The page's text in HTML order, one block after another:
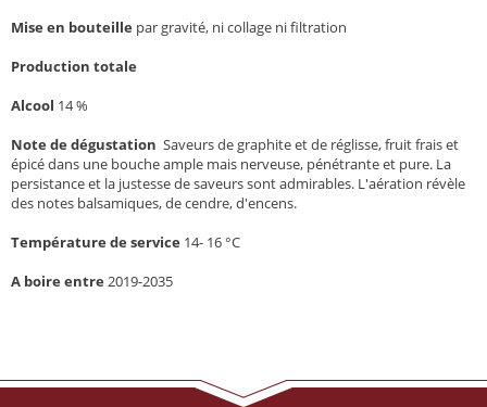
Mise en bouteille par gravité, ni collage ni filtration
Production totale
Alcool 14 %
Note de dégustation Saveurs de graphite et de réglisse, fruit frais et
épicé dans une bouche ample mais nerveuse, pénétrante et pure. La
persistance et la justesse de saveurs sont admirables. L'aération révèle
des notes balsamiques, de cendre, d'encens.
Température de service 14- 16 °C
A boire entre 2019-2035